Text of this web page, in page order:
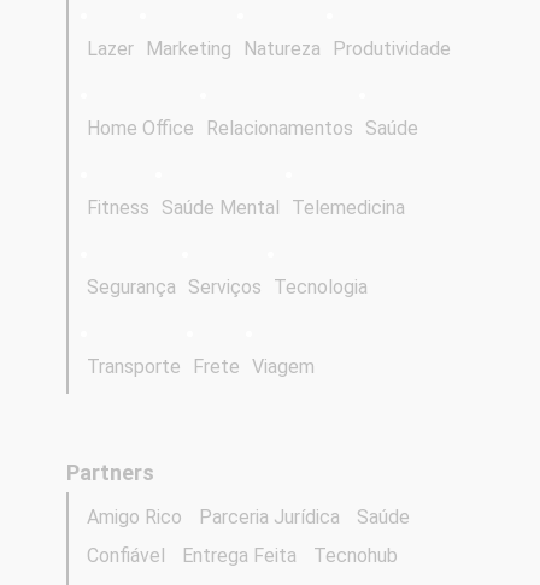
Lazer Marketing Natureza Produtividade
Home Office Relacionamentos Saúde
Fitness Saúde Mental Telemedicina
Segurança Serviços Tecnologia
Transporte Frete Viagem
Partners
Amigo Rico Parceria Jurídica
Saúde
Confiável
Entrega Feita
Tecnohub